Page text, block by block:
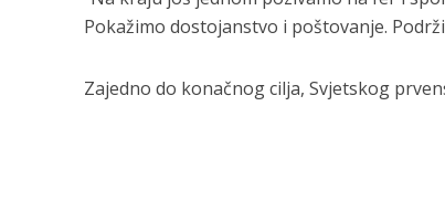
Pokažimo dostojanstvo i poštovanje.
Zajedno do konačnog cilja, Svjetskog